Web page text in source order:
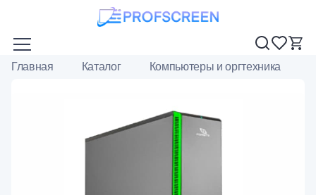
Главная Каталог Компьютеры и оргтехника